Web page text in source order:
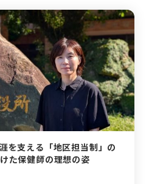
を支える「地区担当制」の
た保健師の理想の姿